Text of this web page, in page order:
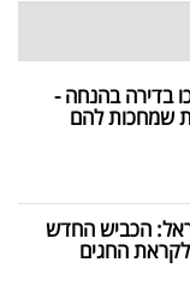
בדירה בהנחה -
שמחכות להם
הכביש החדש
החגים